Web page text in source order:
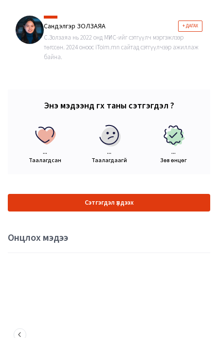
Сандэлгэр ЗОЛЗАЯА + ДАГАХ
С.Золзаяа нь 2022 онд МҮИС-ийг сэтгүүлч мэргэжлээр
төгссөн. 2024 оноос iToim.mn сайтад сэтгүүлчээр ажиллаж
байна.
Энэ мэдээнд өгөх таны сэтгэгдэл ?
...
Таалагдсан
...
Таалагдаагүй
...
Зөв өнцөг
Сэтгэгдэл үлдээх
Онцлох мэдээ